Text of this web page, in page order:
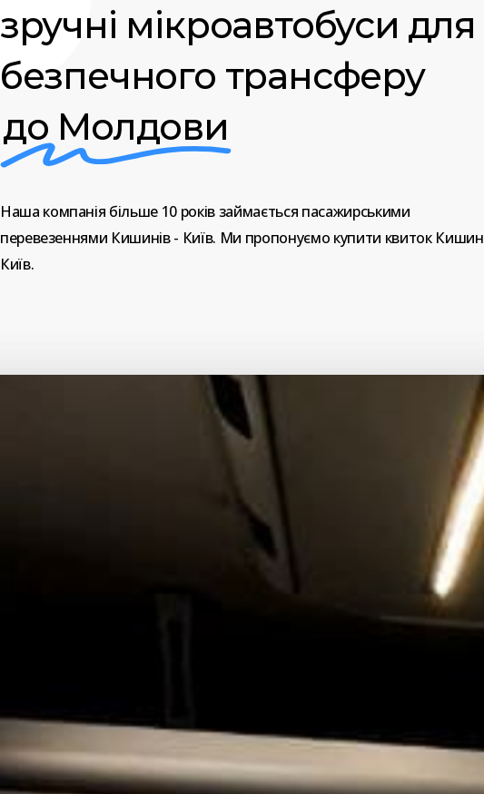
зручні мікроавтобуси для
безпечного трансферу
до Молдови
Наша компанія більше 10 роківзаймається пасажирськими
перевезеннями Кишинів- Київ. Ми пропонуємо купити квиток
Київ.